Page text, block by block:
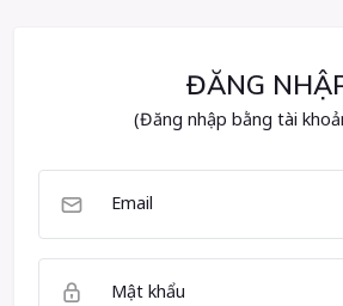
ĐĂNG
(Đăng nhập bằng tài
Email
Mật khẩu